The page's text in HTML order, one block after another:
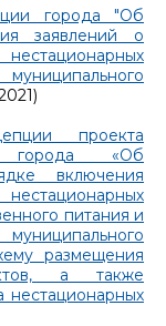
города "Об
заявлений о
проекта
города «Об
включения
нестационарных
питания и
размещения
а также
нестационарных